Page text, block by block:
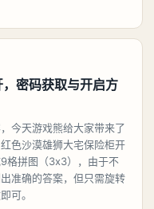
密码获取与开启方
今天游戏熊给大家带来了
色沙漠雄狮大宅保险柜开
格拼图（3x3），由于不
准确的答案，但只需旋转
可。